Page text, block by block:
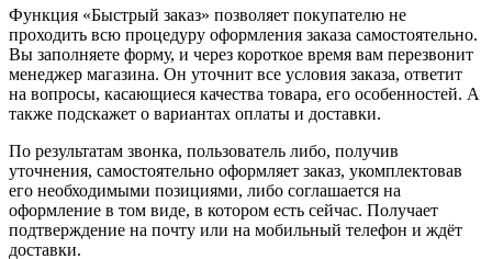
Функция «Быстрый заказ» позволяет покупателю не
проходить всю процедуру оформления заказа самостоятельно.
Вы заполняете форму, и через короткое время вам перезвонит
менеджер магазина. Он уточнит все условия заказа, ответит
на вопросы, касающиеся качества товара, его особенностей. А
также подскажет о вариантах оплаты и доставки.
По результатам звонка, пользователь либо, получив
уточнения, самостоятельно оформляет заказ, укомплектовав
его необходимыми позициями, либо соглашается на
оформление в том виде, в котором есть сейчас. Получает
подтверждение на почту или на мобильный телефон и ждёт
доставки.